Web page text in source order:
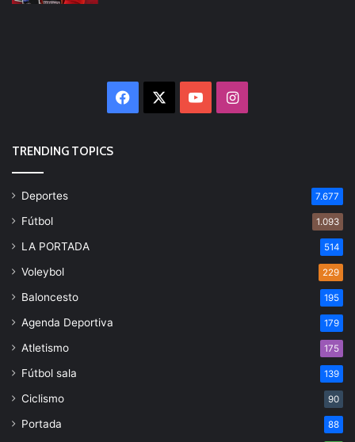
Facebook YouTubeInstagram
TRENDING TOPICS
Deportes 7.677
Fútbol 1.093
LA PORTADA 514
Voleybol 229
Baloncesto 195
Agenda Deportiva 179
Atletismo 175
Fútbol sala 139
Ciclismo 90
Portada 88